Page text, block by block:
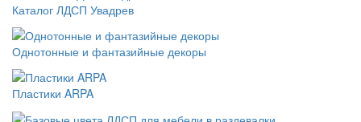
Каталог ЛДСП Увадрев
Однотонные и фантазийные декоры
Пластики ARPA